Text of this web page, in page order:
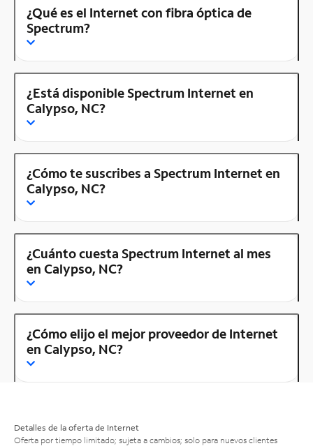
¿Qué es el Internet con fibra óptica de
Spectrum?
¿Está disponible Spectrum Internet en
Calypso, NC?
¿Cómo te suscribes a Spectrum Internet en
Calypso, NC?
¿Cuánto cuesta Spectrum Internet al mes
en Calypso, NC?
¿Cómo elijo el mejor proveedor de Internet
en Calypso, NC?
Detalles de la oferta de Internet
Oferta por tiempo limitado; sujeta a cambios; solo para nuevos clientes